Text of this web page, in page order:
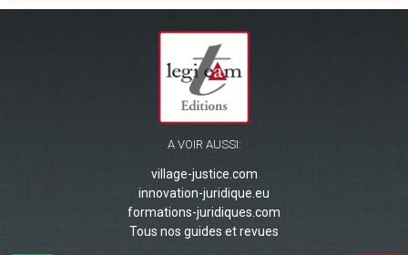
A VOIR AUSSI:
village-justice.com
innovation-juridique.eu
formations-juridiques.com
Tous nos guides et revues